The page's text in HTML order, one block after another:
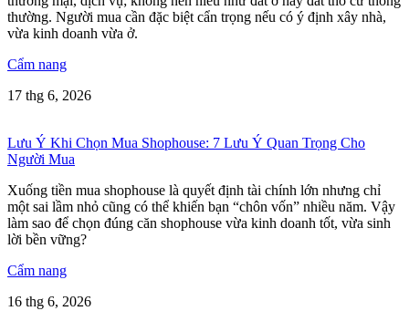
thường. Người mua cần đặc biệt cẩn trọng nếu có ý định xây nhà,
vừa kinh doanh vừa ở.
Cẩm nang
17 thg 6, 2026
Lưu Ý Khi Chọn Mua Shophouse: 7 Lưu Ý Quan Trọng Cho
Người Mua
Xuống tiền mua shophouse là quyết định tài chính lớn nhưng chỉ
một sai lầm nhỏ cũng có thể khiến bạn “chôn vốn” nhiều năm. Vậy
làm sao để chọn đúng căn shophouse vừa kinh doanh tốt, vừa sinh
lời bền vững?
Cẩm nang
16 thg 6, 2026